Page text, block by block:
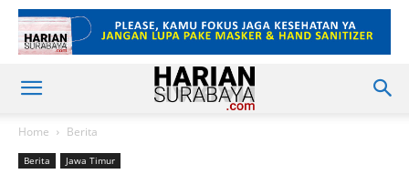
Home Berita
Berita Jawa Timur